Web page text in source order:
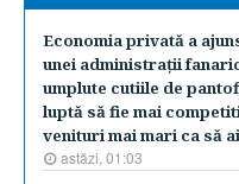
Economia privată a
unei administraţii
umplute cutiile de
luptă să fie mai
venituri mai mari ca să
astăzi, 01:03